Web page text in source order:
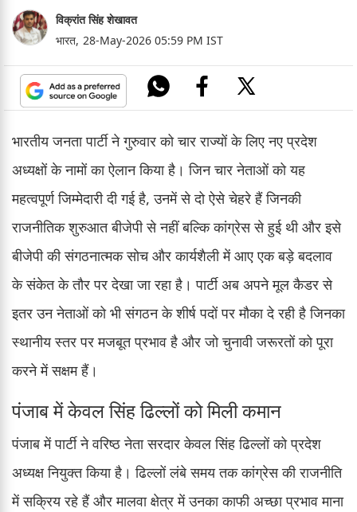
विक्रांत सिंह शेखावत
भारत, 28-May-2026 05:59 PM IST
भारतीय जनता पार्टी ने गुरुवार को चार राज्यों के लिए नए प्रदेश
अध्यक्षों के नामों का ऐलान किया है। जिन चार नेताओं को यह
महत्वपूर्ण जिम्मेदारी दी गई है, उनमें से दो ऐसे चेहरे हैं जिनकी
राजनीतिक शुरुआत बीजेपी से नहीं बल्कि कांग्रेस से हुई थी और इसे
बीजेपी की संगठनात्मक सोच और कार्यशैली में आए एक बड़े बदलाव
के संकेत के तौर पर देखा जा रहा है। पार्टी अब अपने मूल कैडर से
इतर उन नेताओं को भी संगठन के शीर्ष पदों पर मौका दे रही है जिनका
स्थानीय स्तर पर मजबूत प्रभाव है और जो चुनावी जरूरतों को पूरा
करने में सक्षम हैं।
पंजाब में केवल सिंह ढिल्लों को मिली कमान
पंजाब में पार्टी ने वरिष्ठ नेता सरदार केवल सिंह ढिल्लों को प्रदेश
अध्यक्ष नियुक्त किया है। ढिल्लों लंबे समय तक कांग्रेस की राजनीति
में सक्रिय रहे हैं और मालवा क्षेत्र में उनका काफी अच्छा प्रभाव माना